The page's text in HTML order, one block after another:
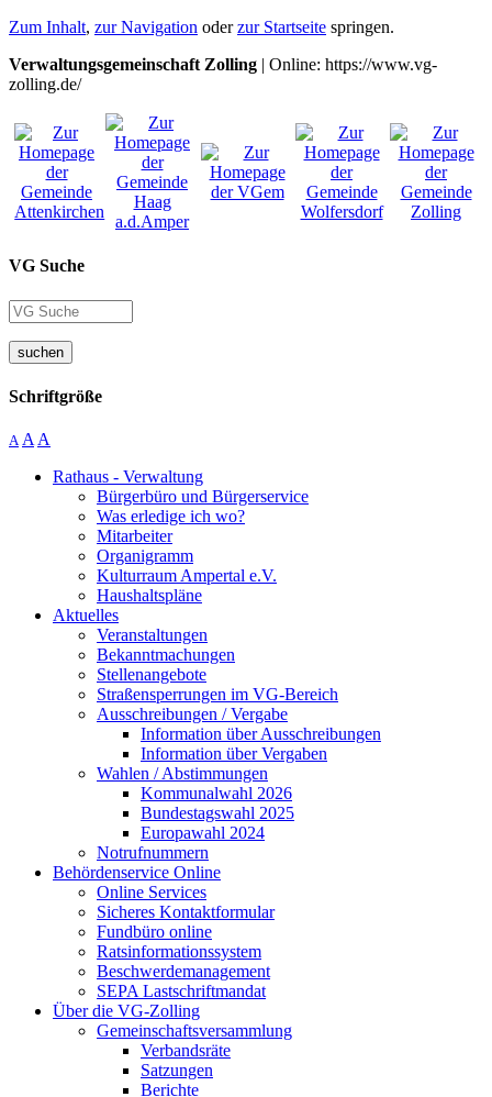
Zum Inhalt, zur Navigation oderzur Startseite springen.
Verwaltungsgemeinschaft Zolling | Online: https://www.vg-
zolling.de/
VG Suche
suchen
Schriftgröße
A A A
Rathaus - Verwaltung
Bürgerbüro und Bürgerservice
Was erledige ich wo?
Mitarbeiter
Organigramm
Kulturraum Ampertal e.V.
Haushaltspläne
Aktuelles
Veranstaltungen
Bekanntmachungen
Stellenangebote
Straßensperrungen im VG-Bereich
Ausschreibungen / Vergabe
Information über Ausschreibungen
Information über Vergaben
Wahlen / Abstimmungen
Kommunalwahl 2026
Bundestagswahl 2025
Europawahl 2024
Notrufnummern
Behördenservice Online
Online Services
Sicheres Kontaktformular
Fundbüro online
Ratsinformationssystem
Beschwerdemanagement
SEPA Lastschriftmandat
Über die VG-Zolling
Gemeinschaftsversammlung
Verbandsräte
Satzungen
Berichte